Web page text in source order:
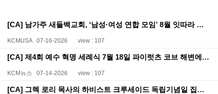
[CA] 남가주 새들백교회, ‘남성·여성 연합 모임’ 8월 잇따라 개최
KCMUSA 07-16-2026 view : 107
[CA] 제4회 예수 혁명 세례식 7월 18일 파이럿츠 코브 해변에서 열려
KCM뉴스 07-14-2026 view : 107
[CA] 그렉 로리 목사의 하비스트 크루세이드 독립기념일 집회 4,200명 복음에 응답